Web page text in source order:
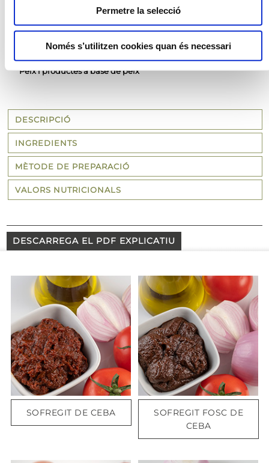
Permetre la selecció
Només s’utilitzen cookies quan és necessari
Crustacis i productes a base de crustacis
Api i productes derivats
Mol·luscs i productes a base de mol·luscs
Peix i productes a base de peix
DESCRIPCIÓ
INGREDIENTS
MÈTODE DE PREPARACIÓ
VALORS NUTRICIONALS
DESCARREGA EL PDF EXPLICATIU
SOFREGIT DE CEBA
SOFREGIT FOSC DE
CEBA